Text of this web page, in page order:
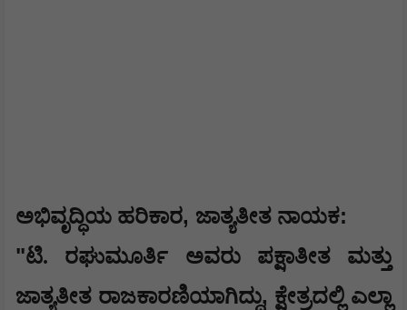
​ಅಭಿವೃದ್ಧಿಯ ಹರಿಕಾರ, ಜಾತ್ಯತೀತ ನಾಯಕ:
​"ಟಿ. ರಘುಮೂರ್ತಿ ಅವರು ಪಕ್ಷಾತೀತ ಮತ್ತು
ಜಾತ್ಯತೀತ ರಾಜಕಾರಣಿಯಾಗಿದ್ದು, ಕ್ಷೇತ್ರದಲ್ಲಿ ಎಲ್ಲಾ